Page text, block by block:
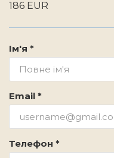
186 EUR
Ім'я *
Email *
Телефон *